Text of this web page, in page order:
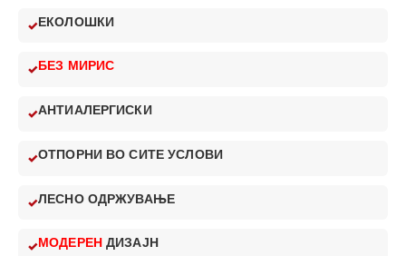
ЕКОЛОШКИ
БЕЗ МИРИС
АНТИАЛЕРГИСКИ
ОТПОРНИ ВО СИТЕ УСЛОВИ
ЛЕСНО ОДРЖУВАЊЕ
МОДЕРЕН ДИЗАЈН